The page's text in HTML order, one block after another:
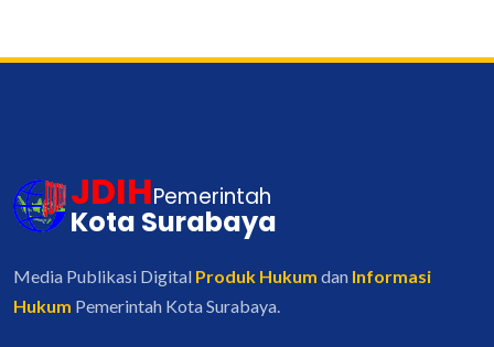
JDIHPemerintah
Kota Surabaya
Media Publikasi Digital Produk Hukum dan Informasi
Hukum Pemerintah Kota Surabaya.